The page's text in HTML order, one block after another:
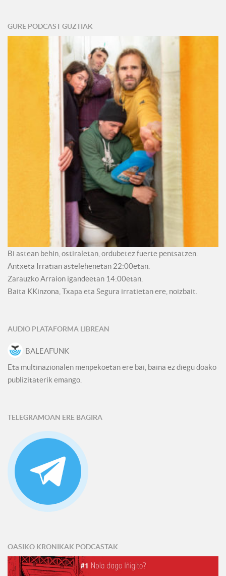
GURE PODCAST GUZTIAK
Bi astean behin, ostiraletan, ordubetez fuerte pentsatzen.
Antxeta Irratian astelehenetan 22:00etan.
Zarauzko Arraion igandeetan 14:00etan.
Baita KKinzona, Txapa eta Segura irratietan ere, noizbait.
AUDIO PLATAFORMA LIBREAN
BALEAFUNK
Eta multinazionalen menpekoetan ere bai, baina ez diegu doako
publizitaterik emango.
TELEGRAMOAN ERE BAGIRA
OASIKO KRONIKAK PODCASTAK